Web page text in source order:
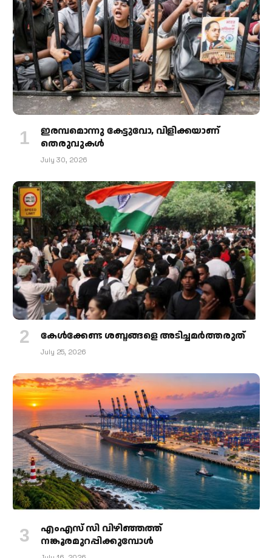
ഇരമ്പമൊന്നു കേട്ടുവോ, വിളിക്കയാണ്
തെരുവുകള്‍
July 30, 2026
കേള്‍ക്കേണ്ട ശബ്ദങ്ങളെ അടിച്ചമര്‍ത്തരുത്
July 25, 2026
എംഎസ് സി വിഴിഞ്ഞത്ത്
നങ്കൂരമുറപ്പിക്കുമ്പോള്‍